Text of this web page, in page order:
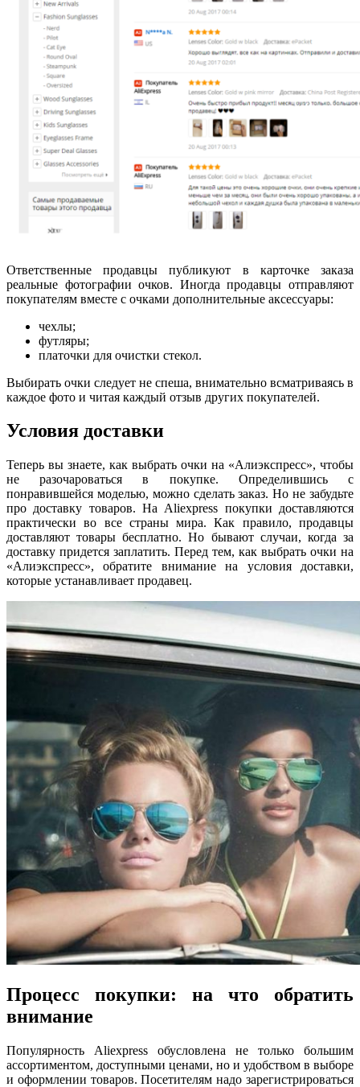
Ответственные продавцы публикуют в карточке заказа
реальные фотографии очков. Иногда продавцы отправляют
покупателям вместе с очками дополнительные аксессуары:
чехлы;
футляры;
платочки для очистки стекол.
Выбирать очки следует не спеша, внимательно всматриваясь в
каждое фото и читая каждый отзыв других покупателей.
Условия доставки
Теперь вы знаете, как выбрать очки на «Алиэкспресс», чтобы
не разочароваться в покупке. Определившись с
понравившейся моделью, можно сделать заказ. Но не забудьте
про доставку товаров. На Aliexpress покупки доставляются
практически во все страны мира. Как правило, продавцы
доставляют товары бесплатно. Но бывают случаи, когда за
доставку придется заплатить. Перед тем, как выбрать очки на
«Алиэкспресс», обратите внимание на условия доставки,
которые устанавливает продавец.
Процесс покупки: на что обратить
внимание
Популярность Aliexpress обусловлена не только большим
ассортиментом, доступными ценами, но и удобством в выборе
и оформлении товаров. Посетителям надо зарегистрироваться